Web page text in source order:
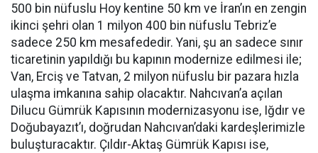
500 bin nüfuslu Hoy kentine 50 km ve İran’ın en zengin
ikinci şehri olan 1 milyon 400 bin nüfuslu Tebriz’e
sadece 250 km mesafededir. Yani, şu an sadece sınır
ticaretinin yapıldığı bu kapının modernize edilmesi ile;
Van, Erciş ve Tatvan, 2 milyon nüfuslu bir pazara hızla
ulaşma imkanına sahip olacaktır. Nahcıvan’a açılan
Dilucu Gümrük Kapısının modernizasyonu ise, Iğdır ve
Doğubayazıt’ı, doğrudan Nahcıvan’daki kardeşlerimizle
buluşturacaktır. Çıldır-Aktaş Gümrük Kapısı ise,